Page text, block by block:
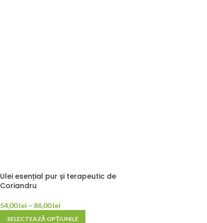
Ulei esențial pur și terapeutic de
Coriandru
54,00lei – 86,00lei
SELECTEAZĂ OPȚIUNILE